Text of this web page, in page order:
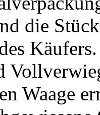
die
Waage